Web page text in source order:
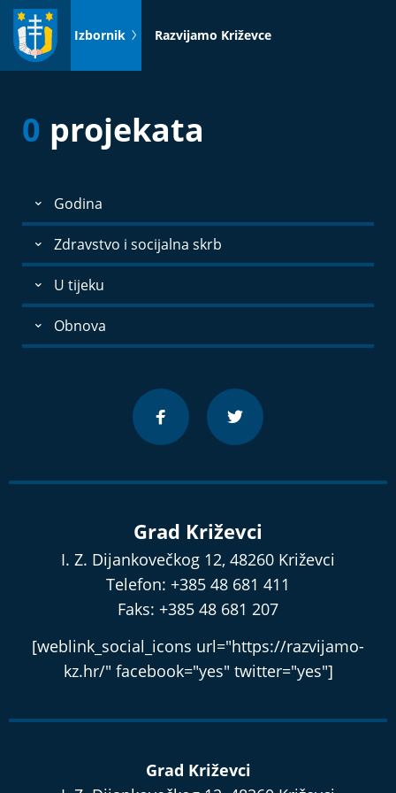
Idi
sadržaj
Izbornik Razvijamo Križevce
0 projekata
Godina
Zdravstvo i socijalna skrb
U tijeku
Obnova
Grad Križevci
I. Z. Dijankovečkog 12, 48260 Križevci
Telefon: +385 48 681 411
Faks: +385 48 681 207
[weblink_social_icons url="https://razvijamo-
kz.hr/" facebook="yes" twitter="yes"]
Grad Križevci